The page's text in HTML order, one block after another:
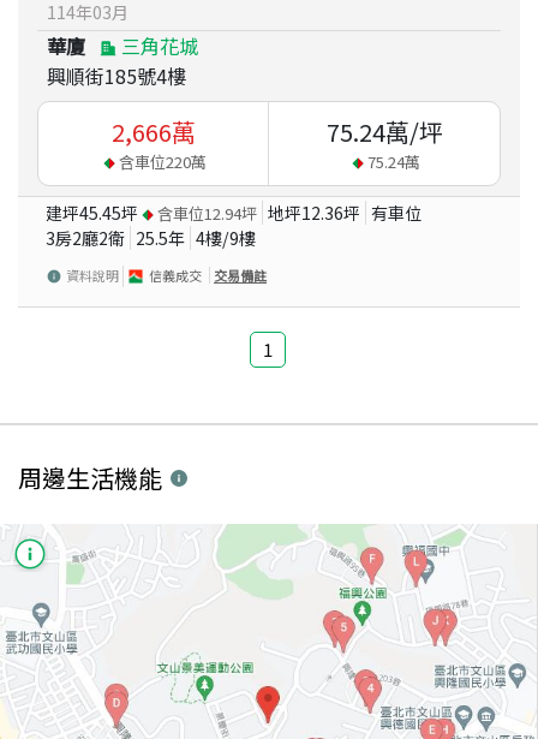
114年03月
華廈
三角花城
興順街185號4樓
2,666萬
含車位220萬
75.24萬/坪
75.24萬
建坪45.45坪 含車位12.94坪 地坪12.36坪 有車位
3房2廳2衛 25.5年 4樓/9樓
資料說明 信義成交 交易備註
1
周邊生活機能